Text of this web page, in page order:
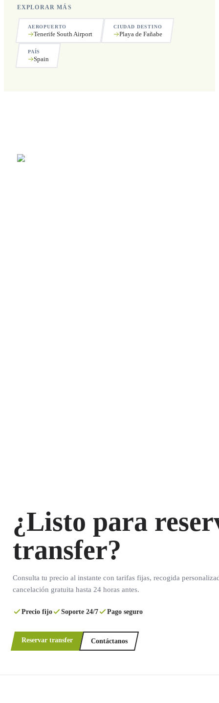
EXPLORAR MÁS
AEROPUERTO
Tenerife South Airport
CIUDAD DESTINO
Playa de Fañabe
PAÍS
Spain
¿Listo para
transfer?
Consulta tu precio al instante con tarifas fijas, recogida
cancelación gratuita hasta 24 horas antes.
Precio fijo Soporte 24/7 Pago seguro
Reservar transfer Contáctanos